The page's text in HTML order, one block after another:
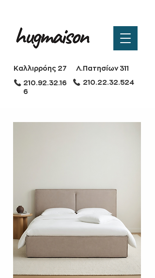
Καλλιρρόης 27
Λ.Πατησίων 311
210.92.32.16
6
210.22.32.524